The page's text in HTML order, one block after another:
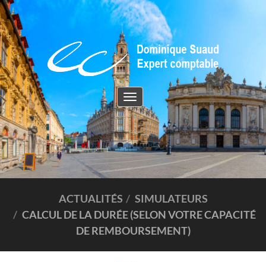
Toggle
navigation
ACTUALITÉS
SIMULATEURS
CALCUL DE LA DURÉE (SELON VOTRE CAPACITÉ
DE REMBOURSEMENT)